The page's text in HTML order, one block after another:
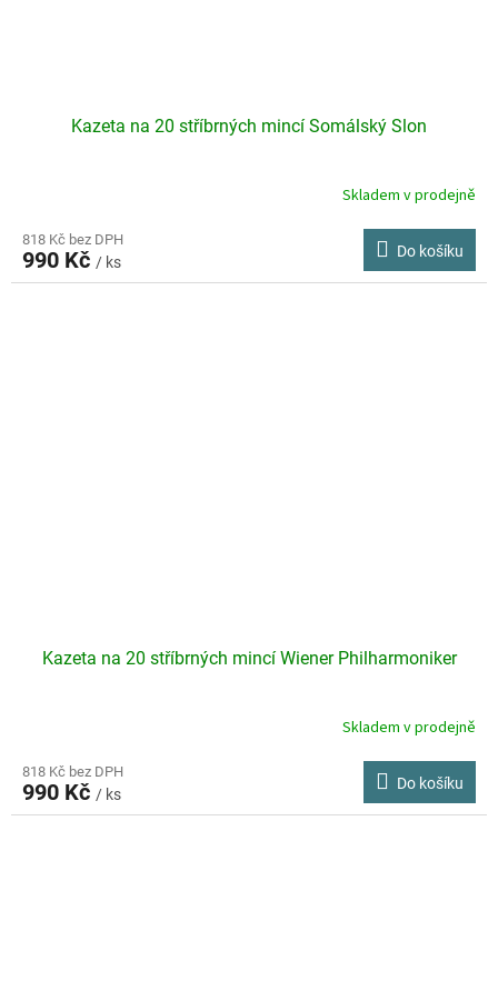
Kazeta na 20 stříbrných mincí Somálský Slon
Skladem v prodejně
818 Kč bez DPH
990 Kč / ks
Do košíku
Kazeta na 20 stříbrných mincí Wiener Philharmoniker
Skladem v prodejně
818 Kč bez DPH
990 Kč / ks
Do košíku